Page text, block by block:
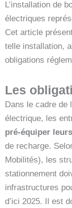
L’installation de
électriques
Cet article
telle installation,
obligations
Les
Dans le cadre de
électrique, les
pré-équiper
de recharge.
Mobilités), les
stationnement
infrastructures
d’ici 2025. Il est